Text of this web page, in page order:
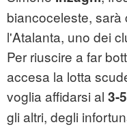
biancoceleste,
l'Atalanta, uno dei
Per riuscire a far
accesa la lotta
voglia affidarsi al 3-
gli altri, degli